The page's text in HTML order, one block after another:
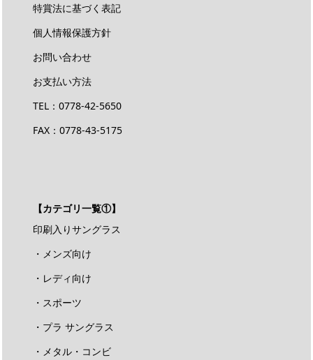
特賞法に基づく表記
個人情報保護方針
お問い合わせ
お支払い方法
TEL：0778-42-5650
FAX：0778-43-5175
【カテゴリ一覧①】
印刷入りサングラス
・メンズ向け
・レディ向け
・スポーツ
・プラ サングラス
・メタル・コンビ